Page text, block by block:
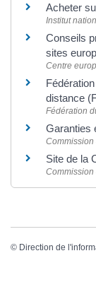
Acheter
Institut
Conseils
sites
Centre
distance
Fédération
Garanties
Site de la
© Direction de